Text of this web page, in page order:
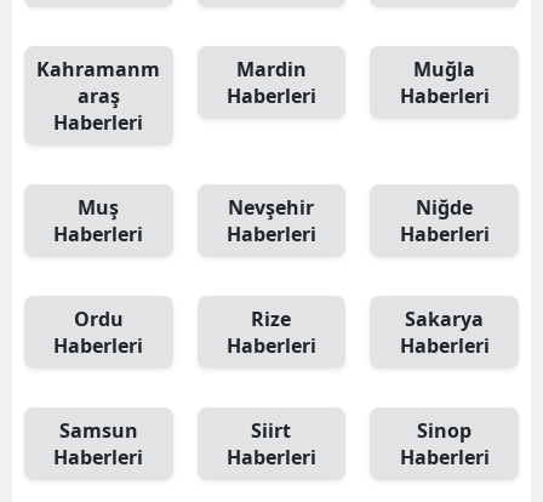
Kahramanm
araş
Haberleri
Mardin
Haberleri
Muğla
Haberleri
Muş
Haberleri
Nevşehir
Haberleri
Niğde
Haberleri
Ordu
Haberleri
Rize
Haberleri
Sakarya
Haberleri
Samsun
Haberleri
Siirt
Haberleri
Sinop
Haberleri